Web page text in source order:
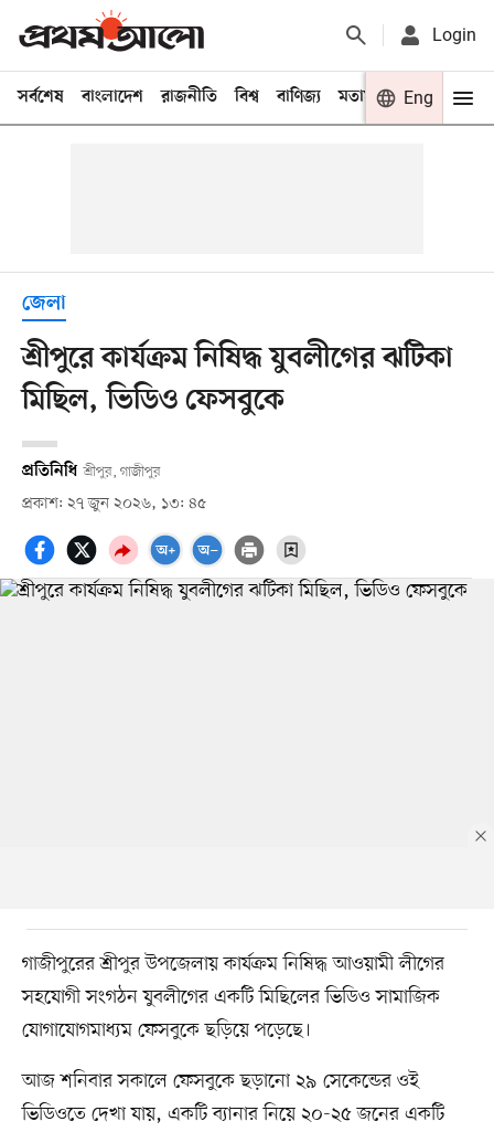
Login
সর্বশেষ বাংলাদেশ রাজনীতি বিশ্ব বাণিজ্য মতামত খেলা
Eng
জেলা
শ্রীপুরে কার্যক্রম নিষিদ্ধ যুবলীগের ঝটিকা
মিছিল, ভিডিও ফেসবুকে
প্রতিনিধি শ্রীপুর, গাজীপুর
প্রকাশ: ২৭ জুন ২০২৬, ১৩: ৪৫
গাজীপুরের শ্রীপুর উপজেলায় কার্যক্রম নিষিদ্ধ আওয়ামী লীগের
সহযোগী সংগঠন যুবলীগের একটি মিছিলের ভিডিও সামাজিক
যোগাযোগমাধ্যম ফেসবুকে ছড়িয়ে পড়েছে।
আজ শনিবার সকালে ফেসবুকে ছড়ানো ২৯ সেকেন্ডের ওই
ভিডিওতে দেখা যায়, একটি ব্যানার নিয়ে ২০-২৫ জনের একটি